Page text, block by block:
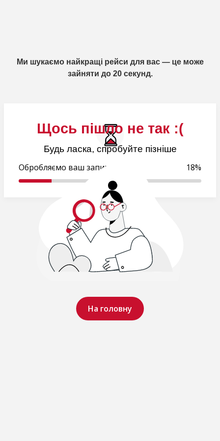
Щось пішло не так :(
Будь ласка, спробуйте пізніше
На головну
Ми шукаємо найкращі рейси для вас — це може
зайняти до 20 секунд.
Обробляємо ваш запит.. 18%